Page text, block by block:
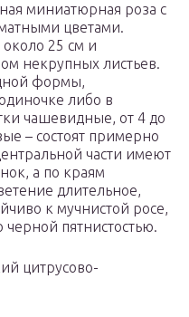
миниатюрная роза с
цветами.
25 см и
некрупных листьев.
формы,
либо в
чашевидные, от 4 до
– состоят примерно
части имеют
а по краям
длительное,
к мучнистой росе,
пятнистостью.
цитрусово-